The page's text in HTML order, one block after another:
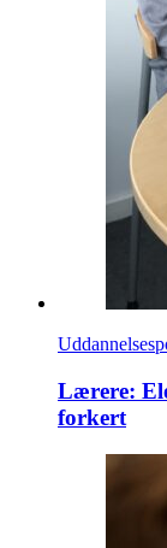
Lærere:
forkert